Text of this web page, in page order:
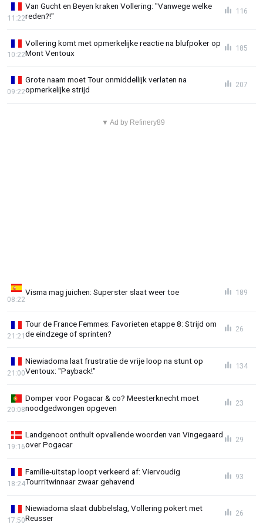
Van Gucht en Beyen kraken Vollering: "Vanwege welke
reden?!"
11:22
116
Vollering komt met opmerkelijke reactie na blufpoker op
Mont Ventoux
10:22
185
Grote naam moet Tour onmiddellijk verlaten na
opmerkelijke strijd
09:22
207
▼ Ad by Refinery89
Visma mag juichen: Superster slaat weer toe
08:22
189
Tour de France Femmes: Favorieten etappe 8: Strijd om
de eindzege of sprinten?
21:21
26
Niewiadoma laat frustratie de vrije loop na stunt op
Ventoux: "Payback!"
21:00
134
Domper voor Pogacar & co? Meesterknecht moet
noodgedwongen opgeven
20:08
23
Landgenoot onthult opvallende woorden van Vingegaard
over Pogacar
19:16
29
Familie-uitstap loopt verkeerd af: Viervoudig
Tourritwinnaar zwaar gehavend
18:24
93
Niewiadoma slaat dubbelslag, Vollering pokert met
Reusser
17:50
26